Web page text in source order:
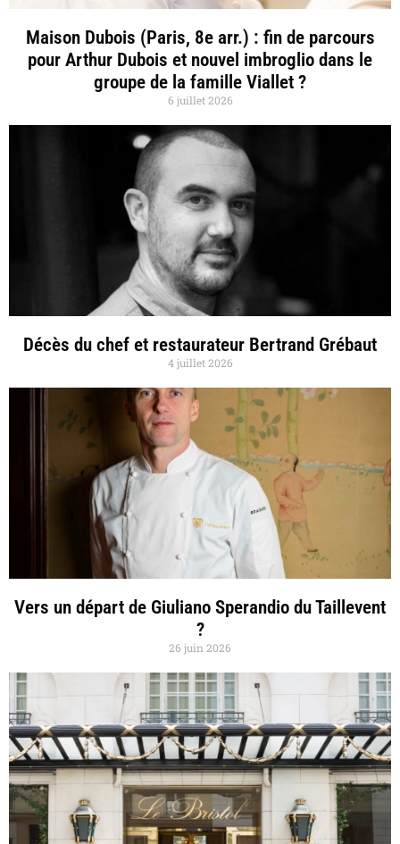
Maison Dubois (Paris, 8e arr.) : fin de parcours
pour Arthur Dubois et nouvel imbroglio dans le
groupe de la famille Viallet ?
6 juillet 2026
Décès du chef et restaurateur Bertrand Grébaut
4 juillet 2026
Vers un départ de Giuliano Sperandio du Taillevent
?
26 juin 2026